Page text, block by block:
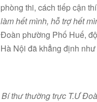
phòng thi, cách tiếp cận
làm hết mình, hỗ trợ hết
Đoàn phường Phố Huế,
Hà Nội đã khẳng định như
Bí thư thường trực T.Ư